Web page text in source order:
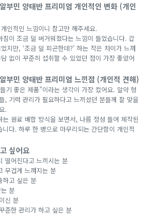
부민 양태반 프리미엄 개인적인 변화 (개인
인적인 느낌이니 참고만 해주세요.
이 조금 덜 버거워졌다는 느낌이 들었습니다. 갑
지만, ‘조금 덜 피곤한데?’ 하는 작은 차이가 느껴
없이 꾸준히 섭취할 수 있었던 점이 가장 좋았어
부민 양태반 프리미엄 느낀점 (개인적 견해)
기 좋은 제품”이라는 생각이 가장 컸어요. 알약 형
, 기력 관리가 필요하다고 느끼셨던 분들께 잘 맞을
.
는 원료 배합 방식을 보면서, 나름 정성 들여 제작된
다. 하루 한 병으로 마무리되는 간단함이 개인적
싶어요
떨어진다고 느끼시는 분
무겁게 느껴지는 분
하고 싶은 분
분
신 분
준한 관리가 하고 싶은 분